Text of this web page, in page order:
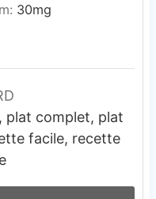
30mg
plat complet, plat
facile, recette